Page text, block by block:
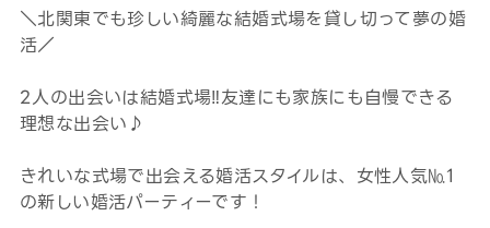
＼北関東でも珍しい綺麗な結婚式場を貸し切って夢の婚
活／
2人の出会いは結婚式場‼友達にも家族にも自慢できる
理想な出会い♪
きれいな式場で出会える婚活スタイルは、女性人気№1
の新しい婚活パーティーです！